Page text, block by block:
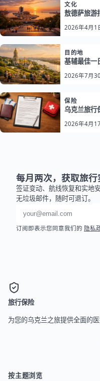
文化
敖德萨旅游
2026年4月1
目的地
基辅最佳一
2026年7月
保险
乌克兰旅行
2026年4月
每月两次，获取旅行
签证变动、航线恢复和实地
无垃圾邮件，随时可退订。
电子邮件地址
订阅即表示您同意我们的 隐私
旅行保险
为您的乌克兰之旅提供全面的医
按主题浏览